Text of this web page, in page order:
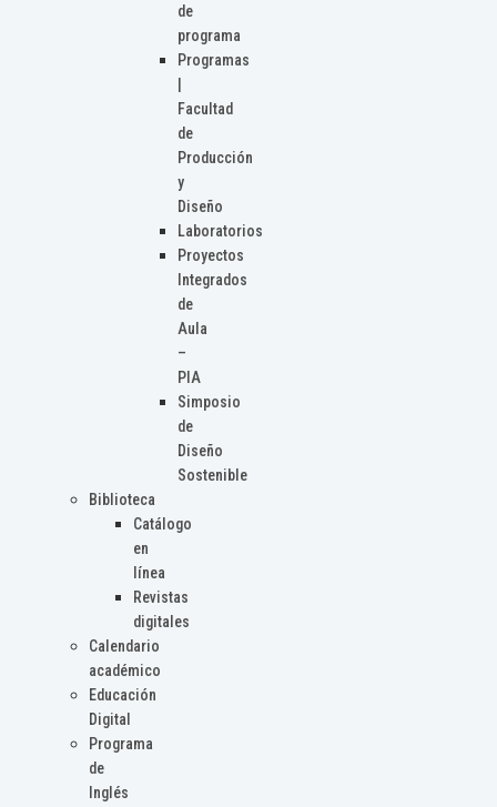
de
programa
Programas
Facultad
de
Producción
y
Diseño
Laboratorios
Proyectos
Integrados
de
Aula
–
PIA
Simposio
de
Diseño
Sostenible
Biblioteca
Catálogo
en
línea
Revistas
digitales
Calendario
académico
Educación
Digital
Programa
de
Inglés